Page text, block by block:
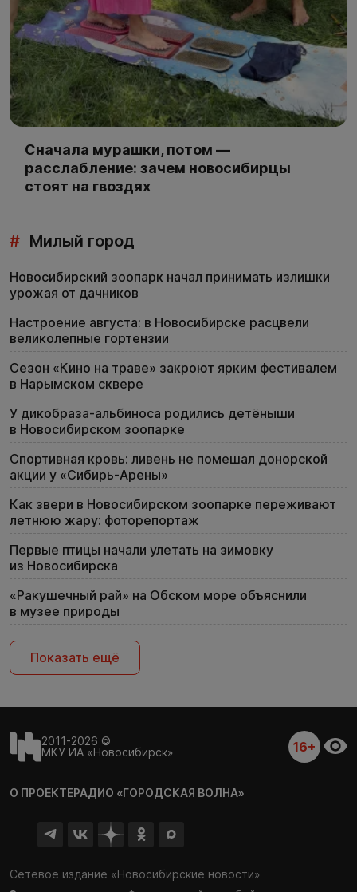
Сначала мурашки, потом —
расслабление: зачем новосибирцы
стоят на гвоздях
# Милый город
Новосибирский зоопарк начал принимать излишки
урожая от дачников
Настроение августа: в Новосибирске расцвели
великолепные гортензии
Сезон «Кино на траве» закроют ярким фестивалем
в Нарымском сквере
У дикобраза-альбиноса родились детёныши
в Новосибирском зоопарке
Спортивная кровь: ливень не помешал донорской
акции у «Сибирь-Арены»
Как звери в Новосибирском зоопарке переживают
летнюю жару: фоторепортаж
Первые птицы начали улетать на зимовку
из Новосибирска
«Ракушечный рай» на Обском море объяснили
в музее природы
Показать ещё
2011-2026 ©
МКУ ИА «Новосибирск»
16+
О ПРОЕКТЕРАДИО «ГОРОДСКАЯ ВОЛНА»
Сетевое издание «Новосибирские новости»